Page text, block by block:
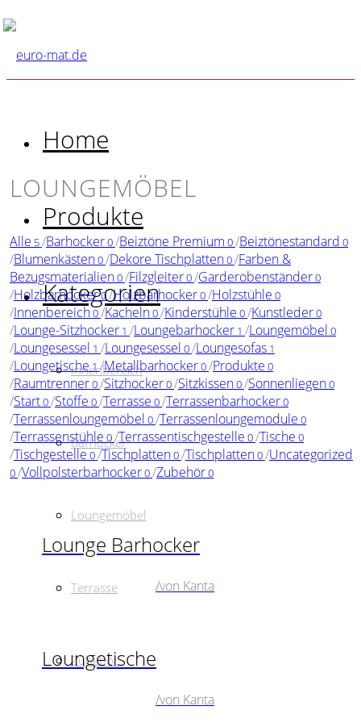
Home
Produkte
Kategorien
Innenbereich
Barhocker
Loungemöbel
Terrasse
Zubehör
LOUNGEMÖBEL
Alle 5/Barhocker0/Beiztöne Premium 0/Beiztönestandard 0
/Blumenkästen0/Dekore Tischplatten0/Farben &
Bezugsmaterialien0/Filzgleiter0/Garderobenständer0
/Holzbarhocker0/Holzbarhocker0/Holzstühle 0
/Innenbereich0/Kacheln0/Kinderstühle 0/Kunstleder0
/Lounge-Sitzhocker 1 /Loungebarhocker 1 /Loungemöbel 0
/Loungesessel 1 /Loungesessel 0/Loungesofas 1
/Loungetische1/Metallbarhocker0/Produkte 0
/Raumtrenner0/Sitzhocker0/Sitzkissen0/Sonnenliegen0
/Start0/Stoffe 0/Terrasse 0/Terrassenbarhocker0
/Terrassenloungemöbel 0/Terrassenloungemodule 0
/Terrassenstühle0/Terrassentischgestelle 0/Tische 0
/Tischgestelle0/Tischplatten0/Tischplatten0/Uncategorized
0/Vollpolsterbarhocker0/Zubehör0
Lounge Barhocker
/von Kanta
Loungetische
/von Kanta